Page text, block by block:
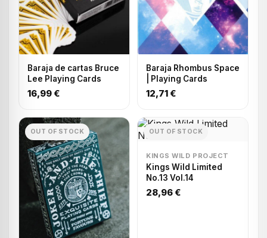
Baraja de cartas Bruce
Lee Playing Cards
16,99 €
Baraja Rhombus Space
| Playing Cards
12,71 €
OUT OF STOCK OUT OF STOCK
KINGS WILD PROJECT
Kings Wild Limited
No.13 Vol.14
28,96 €